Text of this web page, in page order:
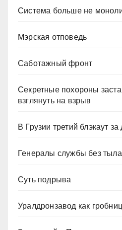
Система больше не
Мэрская отповедь
Саботажный фронт
Секретные похороны
взглянуть на взрыв
В Грузии третий блэкаут
Генералы службы без тыла
Суть подрыва
Уралдронзавод как